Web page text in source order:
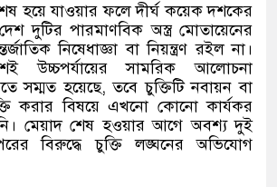
হয়ে যাওয়ার ফলে দীর্ঘ কয়েক দশকের
দুটির পারমাণবিক অস্ত্র মোতায়েনের
নিষেধাজ্ঞা বা নিয়ন্ত্রণ রইল না।
উচ্চপর্যায়ের সামরিক আলোচনা
সম্মত হয়েছে, তবে চুক্তিটি নবায়ন বা
করার বিষয়ে এখনো কোনো কার্যকর
মেয়াদ শেষ হওয়ার আগে অবশ্য দুই
বিরুদ্ধে চুক্তি লঙ্ঘনের অভিযোগ